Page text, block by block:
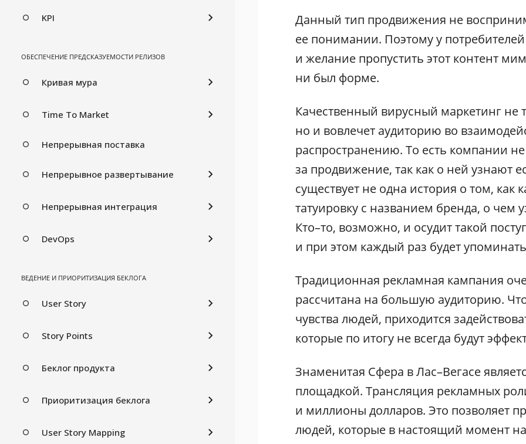
KPI
ОБЕСПЕЧЕНИЕ ПРЕДСКАЗУЕМОСТИ РЕЛИЗОВ
Кривая мура
Time To Market
Непрерывная поставка
Непрерывное развертывание
Непрерывная интеграция
DevOps
ВЕДЕНИЕ И ПРИОРИТИЗАЦИЯ БЕКЛОГА
User Story
Story Points
Беклог продукта
Приоритизация беклога
User Story Mapping
Данный тип продвижения не
ее понимании. Поэтому у
и желание пропустить этот контент
ни был форме.
Качественный вирусный маркетинг не
но и вовлечет аудиторию во
распространению. То есть компании
за продвижение, так как о ней узнают
существует не одна история о том, как
татуировку с названием бренда, о чем
Кто–то, возможно, и осудит такой
и при этом каждый раз будет
Традиционная рекламная кампания
рассчитана на большую аудиторию.
чувства людей, приходится
которые по итогу не всегда будут
Знаменитая Сфера в Лас–Вегасе
площадкой. Трансляция рекламных
и миллионы долларов. Это позволяет
людей, которые в настоящий момент